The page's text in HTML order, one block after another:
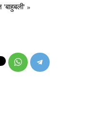
'बाहुबली' »